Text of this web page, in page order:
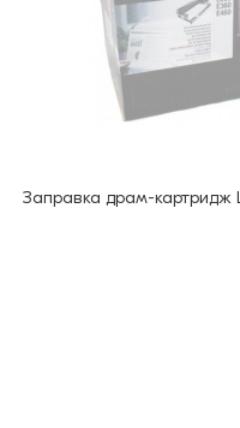
Заправка драм-картридж